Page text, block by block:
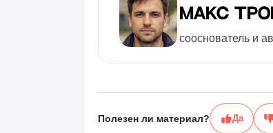
Макс
сооснователь и
Полезен ли материал? Да